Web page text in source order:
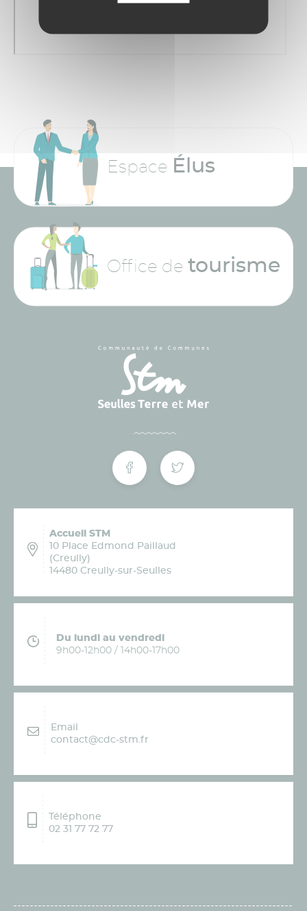
Espace Élus
Office de tourisme
Accueil STM
10 Place Edmond Paillaud
(Creully)
14480 Creully-sur-Seulles
Du lundi au vendredi
9h00-12h00 / 14h00-17h00
Email
contact@cdc-stm.fr
Téléphone
02 31 77 72 77